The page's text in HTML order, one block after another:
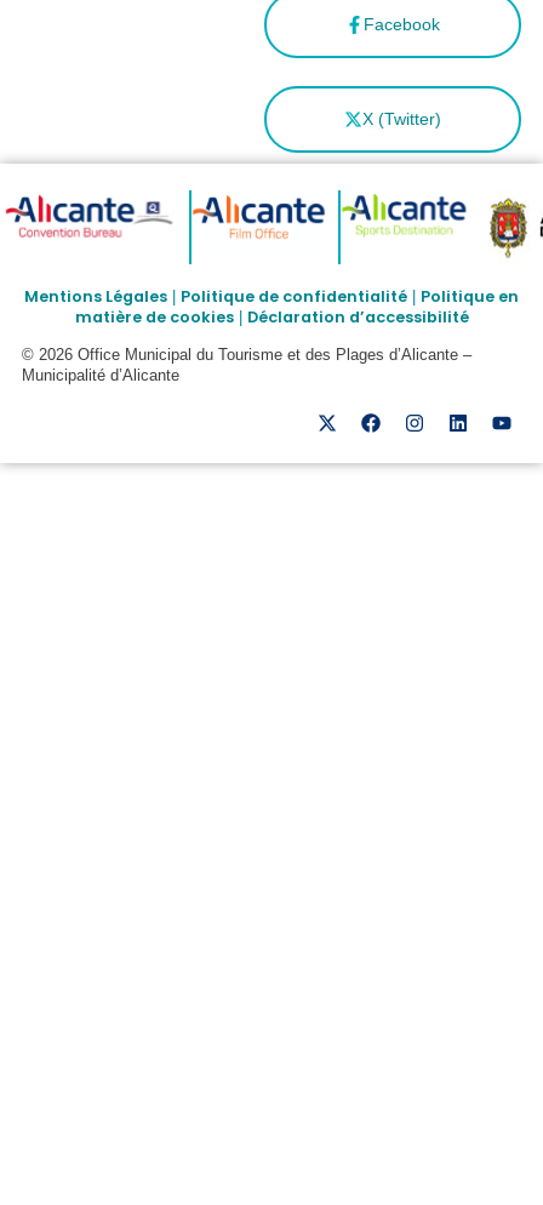
Facebook
X (Twitter)
Mentions Légales Politique de confidentialité
Politique en
matière de cookies| Déclaration d’accessibilité
© 2026 Office Municipal du Tourisme et des Plages d’Alicante –
Municipalité d’Alicante